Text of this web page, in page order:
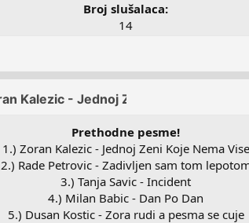
Broj slušalaca:
14
Prethodne pesme!
1.) Zoran Kalezic - Jednoj Zeni Koje Nema Vise
2.) Rade Petrovic - Zadivljen sam tom
3.) Tanja Savic - Incident
4.) Milan Babic - Dan Po Dan
5.) Dusan Kostic - Zora rudi a pesma se cuje